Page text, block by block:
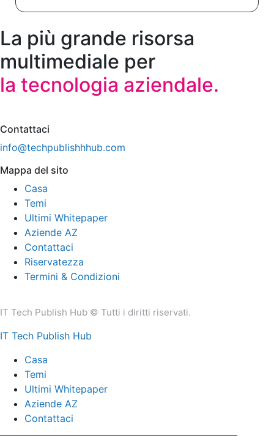
La più grande risorsa
multimediale per
la tecnologia aziendale.
Contattaci
info@techpublishhhub.com
Mappa del sito
Casa
Temi
Ultimi Whitepaper
Aziende AZ
Contattaci
Riservatezza
Termini & Condizioni
IT Tech Publish Hub © Tutti i diritti riservati.
IT Tech Publish Hub
Casa
Temi
Ultimi Whitepaper
Aziende AZ
Contattaci